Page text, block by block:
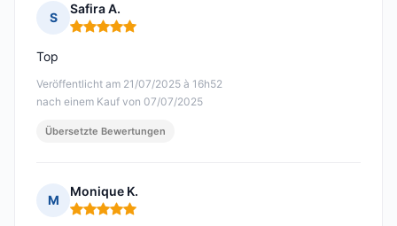
S
Safira A.
Hinweis: 5 von 5
Veröffentlicht am 21/07/2025 à 16h52
nach einem Kauf von 07/07/2025
Top
Übersetzte Bewertungen
M
Monique K.
Hinweis: 5 von 5